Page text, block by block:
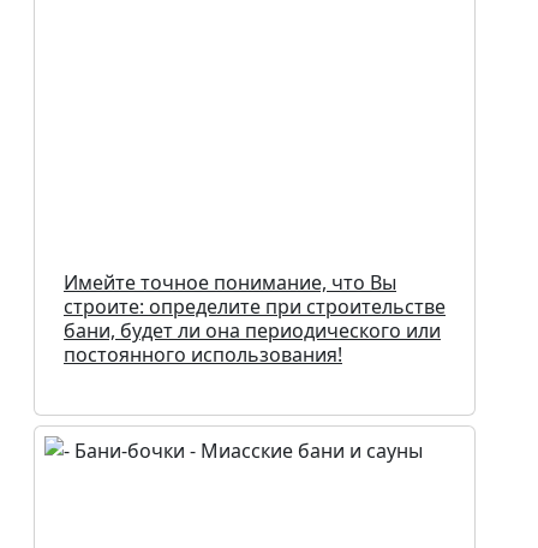
Имейте точное понимание, что Вы
строите: определите при строительстве
бани, будет ли она периодического или
постоянного использования!